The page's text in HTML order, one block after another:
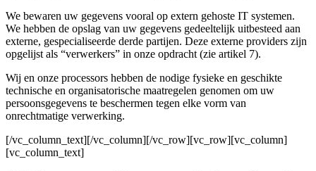
We bewaren uw gegevens vooral op extern gehoste IT systemen.
We hebben de opslag van uw gegevens gedeeltelijk uitbesteed aan
externe, gespecialiseerde derde partijen. Deze externe providers zijn
opgelijst als “verwerkers” in onze opdracht (zie artikel 7).
Wij en onze processors hebben de nodige fysieke en geschikte
technische en organisatorische maatregelen genomen om uw
persoonsgegevens te beschermen tegen elke vorm van
onrechtmatige verwerking.
[/vc_column_text][/vc_column][/vc_row][vc_row][vc_column]
[vc_column_text]